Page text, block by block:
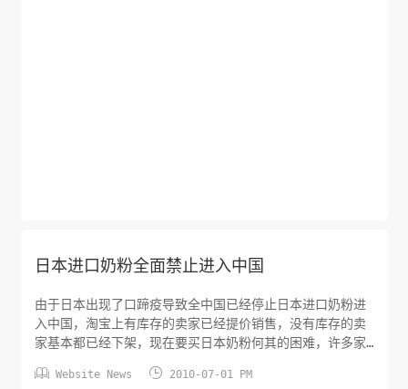
日本进口奶粉全面禁止进入中国
由于日本出现了口蹄疫导致全中国已经停止日本进口奶粉进
入中国，淘宝上有库存的卖家已经提价销售，没有库存的卖
家基本都已经下架，现在要买日本奶粉何其的困难，许多家
息，大陆已经部分开放，有人已经可以快递奶粉了到大陆
 Website News  2010-07-01 PM